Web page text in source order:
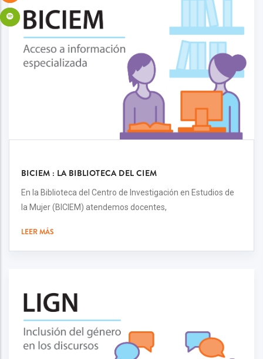
BICIEM : LA BIBLIOTECA DEL CIEM
En la Biblioteca del Centro de Investigación en Estudios de
la Mujer (BICIEM) atendemos docentes,
LEER MÁS